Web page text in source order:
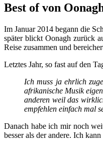
Best of von
Im Januar 2014 begann die
später blickt Oonagh zurück
Reise zusammen und
Letztes Jahr, so fast auf den
Ich muss ja ehrlich
afrikanische Musik
anderen weil das
empfehlen einfach mal
Danach habe ich mir noch
besser als der andere. Ich